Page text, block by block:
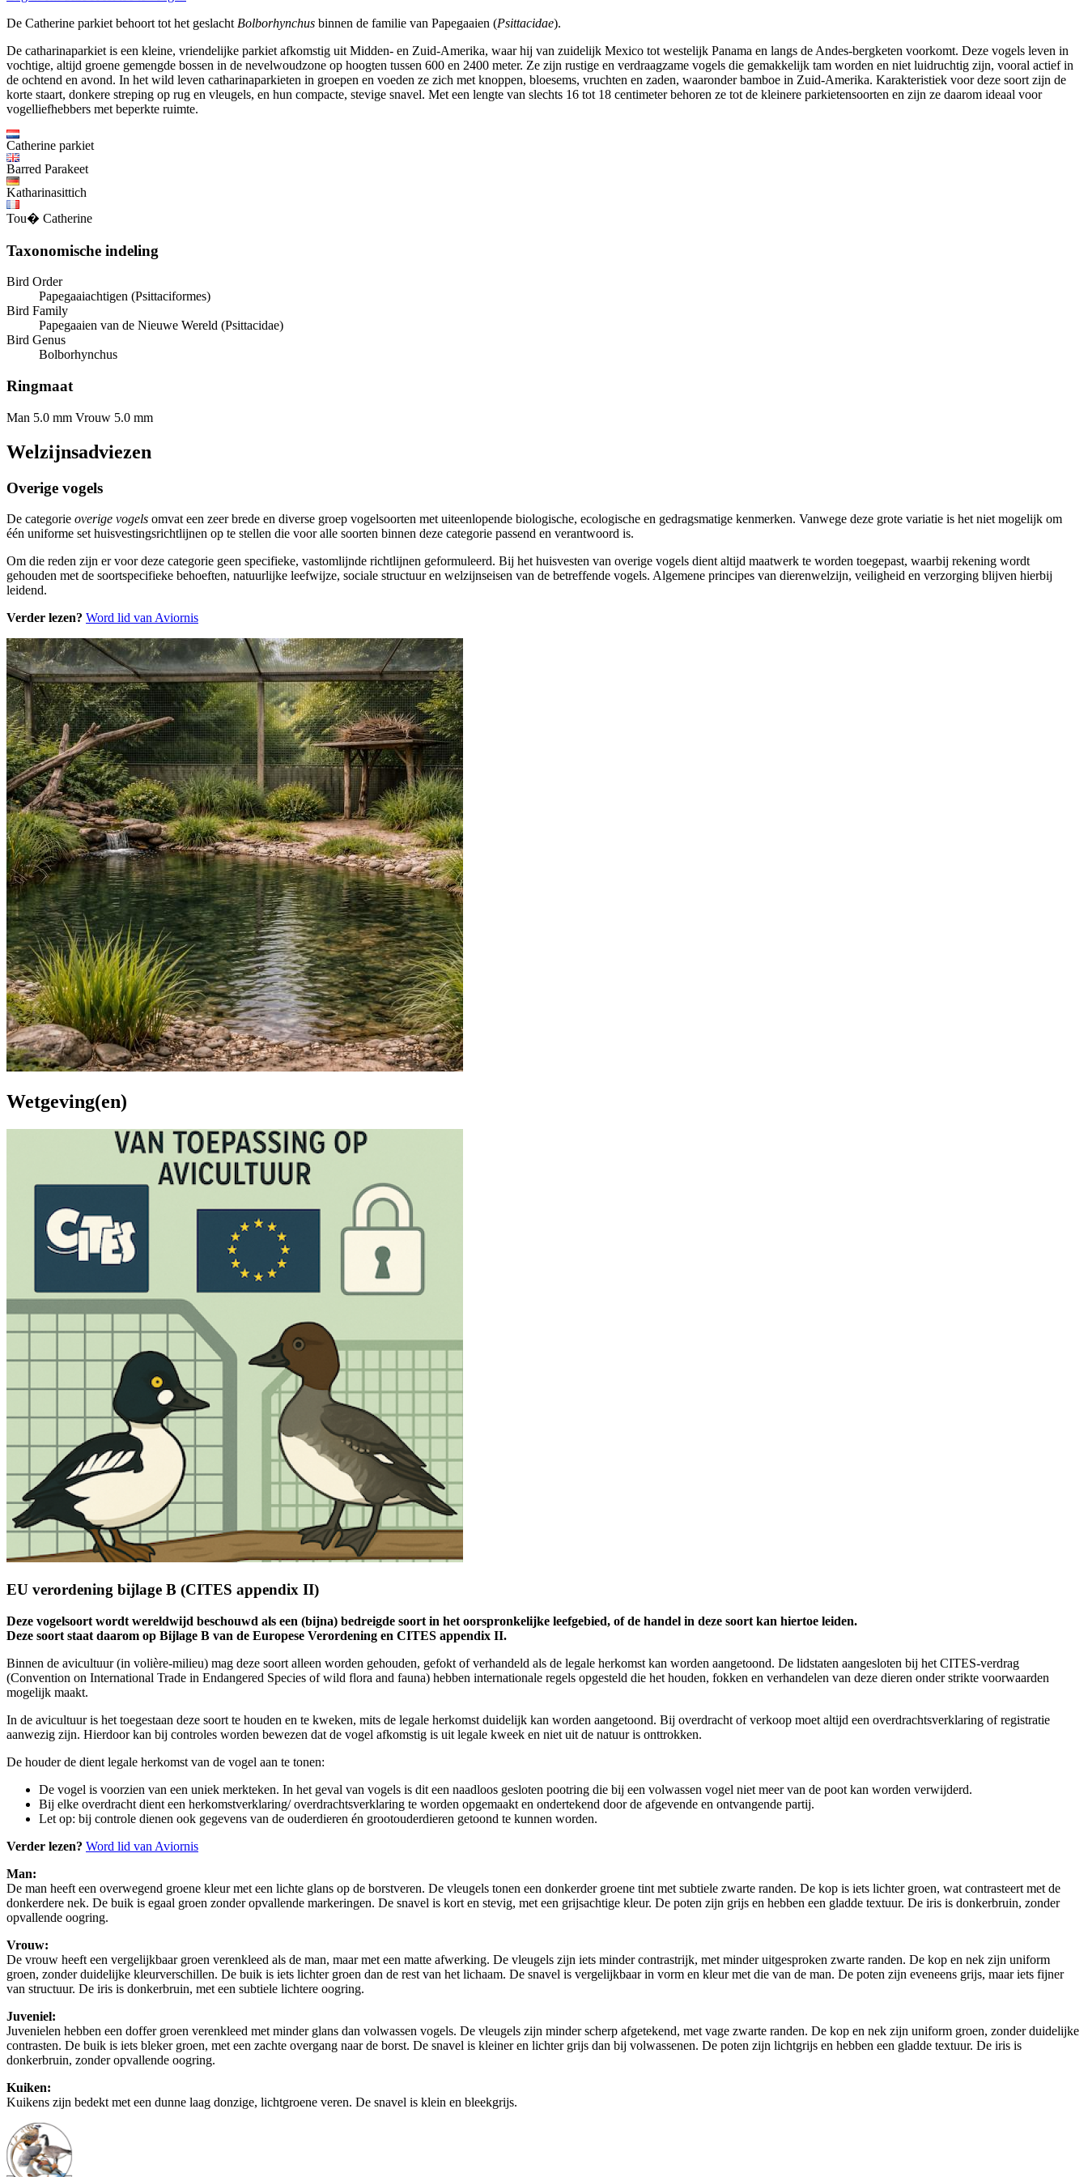
De Catherine parkiet behoort tot het geslacht Bolborhynchus binnen de familie van Papegaaien (Psittacidae).
De catharinaparkiet is een kleine, vriendelijke parkiet afkomstig uit Midden- en Zuid-Amerika, waar hij van zuidelijk Mexico tot westelijk Panama en langs de Andes-bergketen voorkomt. Deze vogels leven in
vochtige, altijd groene gemengde bossen in de nevelwoudzone op hoogten tussen 600 en 2400 meter. Ze zijn rustige en verdraagzame vogels die gemakkelijk tam worden en niet luidruchtig zijn, vooral actief in
de ochtend en avond. In het wild leven catharinaparkieten in groepen en voeden ze zich met knoppen, bloesems, vruchten en zaden, waaronder bamboe in Zuid-Amerika. Karakteristiek voor deze soort zijn de
korte staart, donkere streping op rug en vleugels, en hun compacte, stevige snavel. Met een lengte van slechts 16 tot 18 centimeter behoren ze tot de kleinere parkietensoorten en zijn ze daarom ideaal voor
vogelliefhebbers met beperkte ruimte.
Catherine parkiet
Barred Parakeet
Katharinasittich
Tou� Catherine
Taxonomische indeling
Bird Order
Papegaaiachtigen (Psittaciformes)
Bird Family
Papegaaien van de Nieuwe Wereld (Psittacidae)
Bird Genus
Bolborhynchus
Ringmaat
Man 5.0 mm Vrouw 5.0 mm
Welzijnsadviezen
Overige vogels
De categorie overige vogels omvat een zeer brede en diverse groep vogelsoorten met uiteenlopende biologische, ecologische en gedragsmatige kenmerken. Vanwege deze grote variatie is het niet mogelijk om
één uniforme set huisvestingsrichtlijnen op te stellen die voor alle soorten binnen deze categorie passend en verantwoord is.
Om die reden zijn er voor deze categorie geen specifieke, vastomlijnde richtlijnen geformuleerd. Bij het huisvesten van overige vogels dient altijd maatwerk te worden toegepast, waarbij rekening wordt
gehouden met de soortspecifieke behoeften, natuurlijke leefwijze, sociale structuur en welzijnseisen van de betreffende vogels. Algemene principes van dierenwelzijn, veiligheid en verzorging blijven hierbij
leidend.
Verder lezen? Word lid van Aviornis
Wetgeving(en)
EU verordening bijlage B (CITES appendix II)
Deze vogelsoort wordt wereldwijd beschouwd als een (bijna) bedreigde soort in het oorspronkelijke leefgebied, of de handel in deze soort kan hiertoe leiden.
Deze soort staat daarom op Bijlage B van de Europese Verordening en CITES appendix II.
Binnen de avicultuur (in volière-milieu) mag deze soort alleen worden gehouden, gefokt of verhandeld als de legale herkomst kan worden aangetoond. De lidstaten aangesloten bij het CITES-verdrag
(Convention on International Trade in Endangered Species of wild flora and fauna) hebben internationale regels opgesteld die het houden, fokken en verhandelen van deze dieren onder strikte voorwaarden
mogelijk maakt.
In de avicultuur is het toegestaan deze soort te houden en te kweken, mits de legale herkomst duidelijk kan worden aangetoond. Bij overdracht of verkoop moet altijd een overdrachtsverklaring of registratie
aanwezig zijn. Hierdoor kan bij controles worden bewezen dat de vogel afkomstig is uit legale kweek en niet uit de natuur is onttrokken.
De houder de dient legale herkomst van de vogel aan te tonen:
De vogel is voorzien van een uniek merkteken. In het geval van vogels is dit een naadloos gesloten pootring die bij een volwassen vogel niet meer van de poot kan worden verwijderd.
Bij elke overdracht dient een herkomstverklaring/ overdrachtsverklaring te worden opgemaakt en ondertekend door de afgevende en ontvangende partij.
Let op: bij controle dienen ook gegevens van de ouderdieren én grootouderdieren getoond te kunnen worden.
Verder lezen? Word lid van Aviornis
Man:
De man heeft een overwegend groene kleur met een lichte glans op de borstveren. De vleugels tonen een donkerder groene tint met subtiele zwarte randen. De kop is iets lichter groen, wat contrasteert met de
donkerdere nek. De buik is egaal groen zonder opvallende markeringen. De snavel is kort en stevig, met een grijsachtige kleur. De poten zijn grijs en hebben een gladde textuur. De iris is donkerbruin, zonder
opvallende oogring.
Vrouw:
De vrouw heeft een vergelijkbaar groen verenkleed als de man, maar met een matte afwerking. De vleugels zijn iets minder contrastrijk, met minder uitgesproken zwarte randen. De kop en nek zijn uniform
groen, zonder duidelijke kleurverschillen. De buik is iets lichter groen dan de rest van het lichaam. De snavel is vergelijkbaar in vorm en kleur met die van de man. De poten zijn eveneens grijs, maar iets fijner
van structuur. De iris is donkerbruin, met een subtiele lichtere oogring.
Juveniel:
Juvenielen hebben een doffer groen verenkleed met minder glans dan volwassen vogels. De vleugels zijn minder scherp afgetekend, met vage zwarte randen. De kop en nek zijn uniform groen, zonder duidelijke
contrasten. De buik is iets bleker groen, met een zachte overgang naar de borst. De snavel is kleiner en lichter grijs dan bij volwassenen. De poten zijn lichtgrijs en hebben een gladde textuur. De iris is
donkerbruin, zonder opvallende oogring.
Kuiken:
Kuikens zijn bedekt met een dunne laag donzige, lichtgroene veren. De snavel is klein en bleekgrijs.